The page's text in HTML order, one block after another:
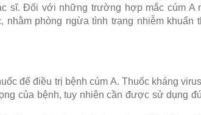
sĩ. Đối với những trường hợp mắc cúm A
nhằm phòng ngừa tình trạng nhiễm khuẩn
để điều trị bệnh cúm A. Thuốc kháng
của bệnh, tuy nhiên cần được sử dụng